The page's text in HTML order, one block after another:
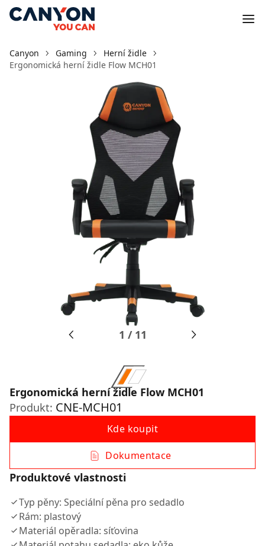
Canyon Gaming
Herní židle
Ergonomická herní židle Flow MCH01
1 / 11
Ergonomická herní židle Flow MCH01
Produkt: CNE-MCH01
Kde koupit
Dokumentace
Produktové vlastnosti
Typ pěny: Speciální pěna pro sedadlo
Rám: plastový
Materiál opěradla: síťovina